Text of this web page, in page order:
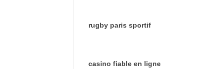
rugby paris sportif
casino fiable en ligne